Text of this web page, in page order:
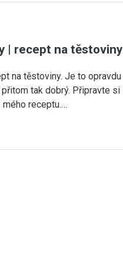
| recept na těstoviny
na těstoviny. Je to opravdu
tak dobrý. Připravte si
receptu.…